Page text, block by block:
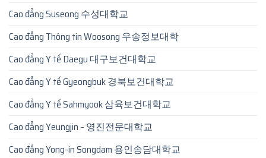
Cao đẳng Suseong 수성대학교
Cao đẳng Thông tin Woosong 우송정보대학
Cao đẳng Y tế Daegu 대구보건대학교
Cao đẳng Y tế Gyeongbuk 경북보건대학교
Cao đẳng Y tế Sahmyook 삼육보건대학교
Cao đẳng Yeungjin – 영진전문대학교
Cao đẳng Yong-in Songdam 용인송담대학교